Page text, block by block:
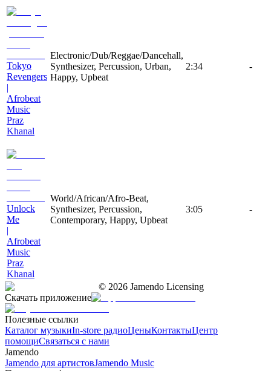
Tokyo
Revengers
|
Afrobeat
Music
Praz
Khanal
Electronic/Dub/Reggae/Dancehall,
Synthesizer, Percussion, Urban,
Happy, Upbeat
2:34 -
Unlock
Me
|
Afrobeat
Music
Praz
Khanal
World/African/Afro-Beat,
Synthesizer, Percussion,
Contemporary, Happy, Upbeat
3:05 -
© 2026 Jamendo Licensing
Скачать приложение
Полезные ссылки
Каталог музыкиIn-store радиоЦеныКонтактыЦентр
помощиСвязаться с нами
Jamendo
Jamendo для артистовJamendo Music